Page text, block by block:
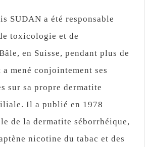
SUDAN a été responsable
toxicologie et de
en Suisse, pendant plus de
mené conjointement ses
sur sa propre dermatite
Il a publié en 1978
de la dermatite séborrhéique,
nicotine du tabac et des